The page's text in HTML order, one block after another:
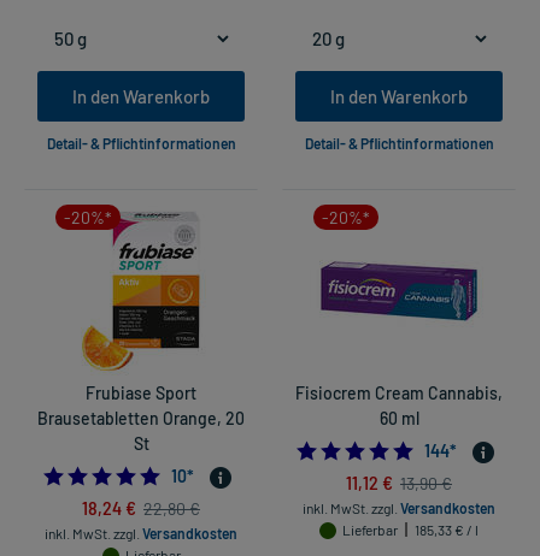
In den Warenkorb
Detail- & Pflichtinformationen
In den Warenkorb
Detail- & Pflichtinformationen
-20%*
Frubiase Sport
Brausetabletten Orange, 20
St
4.8
10*
18,24 € 22,80 €
inkl. MwSt. zzgl. Versandkosten
-20%*
Fisiocrem Cream Cannabis,
60 ml
144*
11,12 € 13,90 €
inkl. MwSt. zzgl. Versandkosten
Lieferbar
185,33 € / l